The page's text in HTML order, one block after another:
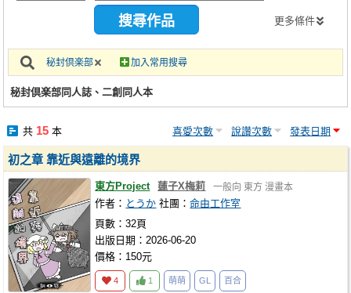
會員中心
註冊會員
更多條件
秘封倶楽部 加入常用搜尋
秘封倶楽部同人誌、二創同人本
共 15本 喜愛次數 說讚次數 發表日期
初之章 靠近與遠離的境界
東方Project 蓮子X梅莉 一般向 東方 漫畫本
作者： とうか 社團：命由工作室
頁數：32頁
出版日期：2026-06-20
價格：150元
4 1 萌萌 GL 百合